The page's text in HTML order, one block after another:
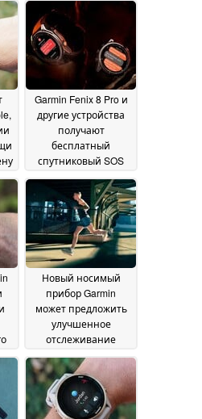
06
04
Garmin Fenix 8 Pro и
другие устройства
получают
бесплатный
спутниковый SOS
ограничениями03
June 2026
Новый носимый
прибор Garmin
может предложить
улучшенное
отслеживание
02 June
2026